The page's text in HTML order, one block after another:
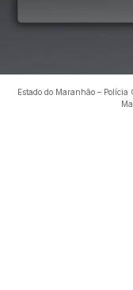
Estado do Maranhão –